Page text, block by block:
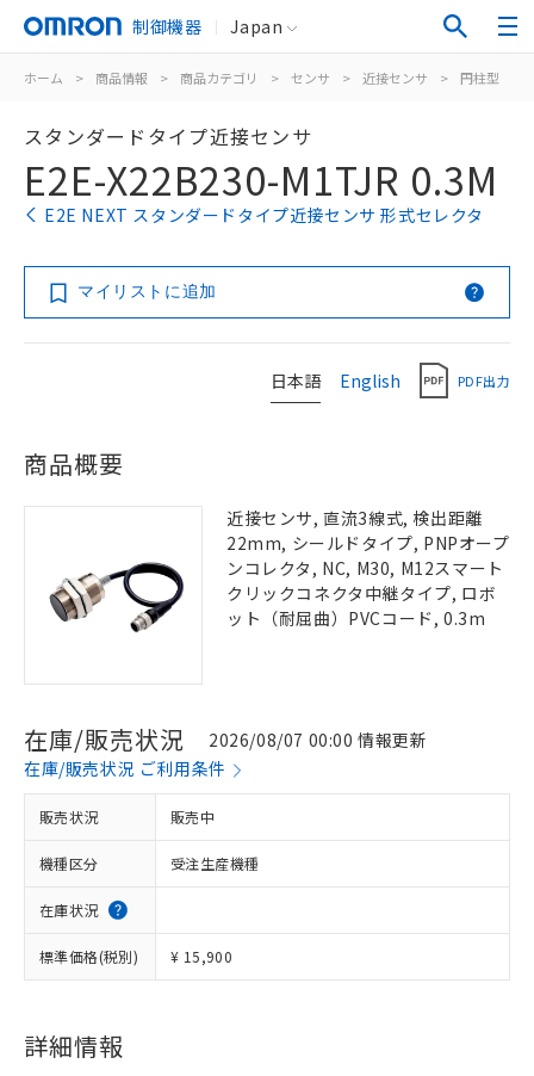
制御機器 Japan
ホーム > 商品情報 > 商品カテゴリ > センサ > 近接センサ > 円柱型
スタンダードタイプ近接センサ
E2E-X22B230-M1TJR 0.3M
E2E NEXT スタンダードタイプ近接センサ 形式セレクタ
マイリストに追加
日本語 English PDF出力
商品概要
近接センサ, 直流3線式, 検出距離
22mm, シールドタイプ, PNPオープ
ンコレクタ, NC, M30, M12スマート
クリックコネクタ中継タイプ, ロボ
ット（耐屈曲）PVCコード, 0.3m
在庫/販売状況
2026/08/07 00:00 情報更新
在庫/販売状況 ご利用条件
販売状況 販売中
機種区分 受注生産機種
在庫状況
標準価格(税別) ¥ 15,900
詳細情報